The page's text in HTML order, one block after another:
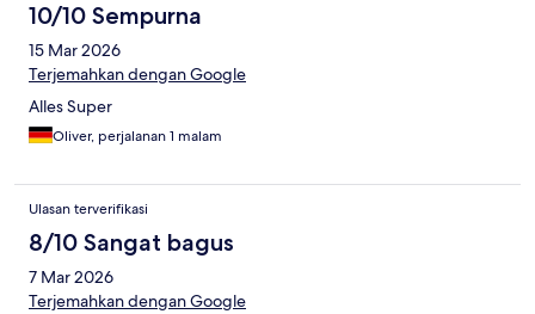
10/10 Sempurna
15 Mar 2026
Terjemahkan dengan Google
Alles Super
Oliver, perjalanan 1 malam
Ulasan terverifikasi
8/10 Sangat bagus
7 Mar 2026
Terjemahkan dengan Google